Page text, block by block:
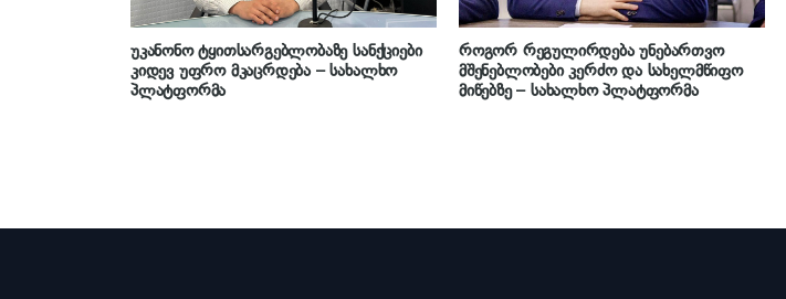
უკანონო ტყითსარგებლობაზე სანქციები
კიდევ უფრო მკაცრდება – სახალხო
პლატფორმა
როგორ რეგულირდება უნებართვო
მშენებლობები კერძო და სახელმწიფო
მიწებზე – სახალხო პლატფორმა